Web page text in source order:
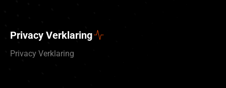
Privacy Verklaring
Privacy Verklaring